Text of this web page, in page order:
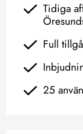
Tidiga
Full
25